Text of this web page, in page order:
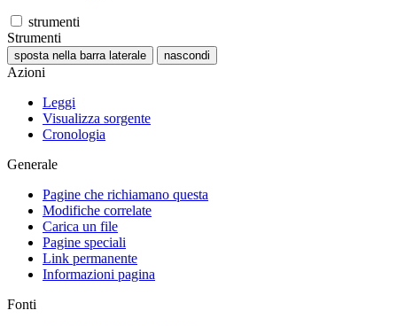
strumenti
Strumenti
sposta nella barra laterale nascondi
Azioni
Leggi
Visualizza sorgente
Cronologia
Generale
Pagine che richiamano questa
Modifiche correlate
Carica un file
Pagine speciali
Link permanente
Informazioni pagina
Fonti